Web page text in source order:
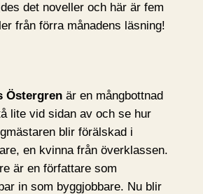
det noveller och här är fem
från förra månadens läsning!
Östergrenär en mångbottnad
lite vid sidan av och se hur
blir förälskad i
en kvinna från överklassen.
är en författare som
in som byggjobbare. Nu blir